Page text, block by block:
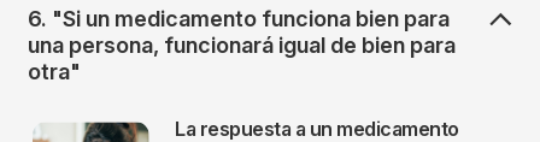
6. "Si un medicamento funciona bien para
una persona, funcionará igual de bien para
otra"
Imagen
La respuesta a un medicamento